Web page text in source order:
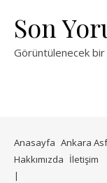
Son
Görüntülenecek
Anasayfa Ankara
Hakkımızda İletişim